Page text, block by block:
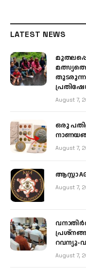
LATEST NEWS
August 7,
ഒരു
August 7,
ആസ്റ്റാ
August 7,
റവന്യൂ-
August 7,